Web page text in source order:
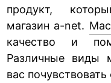
продукт,
магазин a-net.
качество и
Различные виды
вас